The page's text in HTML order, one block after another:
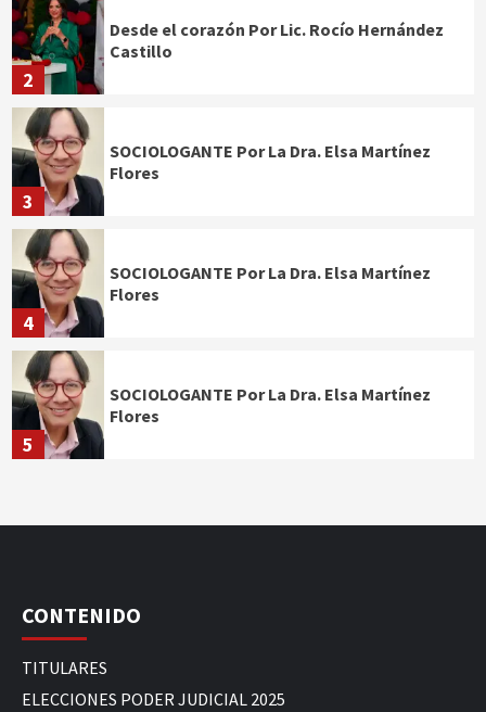
2
Desde el corazón Por Lic. Rocío Hernández
Castillo
3
SOCIOLOGANTE Por La Dra. Elsa Martínez
Flores
4
SOCIOLOGANTE Por La Dra. Elsa Martínez
Flores
5
SOCIOLOGANTE Por La Dra. Elsa Martínez
Flores
CONTENIDO
TITULARES
ELECCIONES PODER JUDICIAL 2025